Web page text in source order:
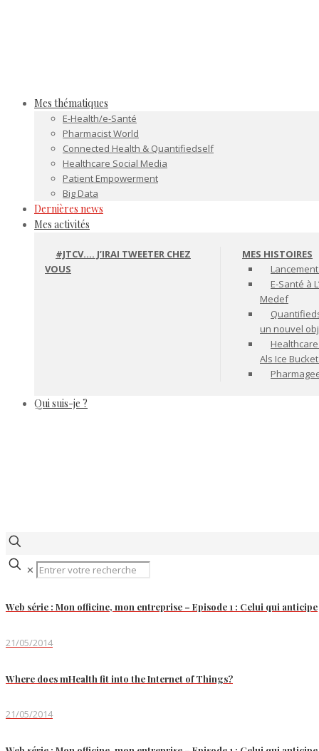
Mes thématiques
E-Health/e-Santé
Pharmacist World
Connected Health & Quantifiedself
Healthcare Social Media
Patient Empowerment
Big Data
Dernières news
Mes activités
#JTCV…. J’IRAI TWEETER CHEZ
VOUS
MES HISTOIRES
E-Santé à
Medef
un nouvel
Als Ice
Qui suis-je ?
✕
Web série : Mon officine, mon entreprise – Episode 1 : Celui qui anticipe
21/05/2014
Where does mHealth fit into the Internet of Things?
21/05/2014